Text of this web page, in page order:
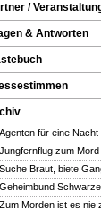
/
& Antworten
Agenten für eine Nacht
Jungfernflug zum Mord
Suche Braut, biete
Geheimbund
Zum Morden ist es nie